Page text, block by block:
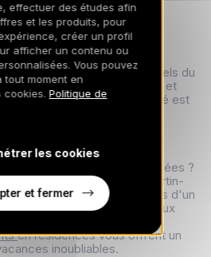
de-Bellevilleoffre une
locale. Dégustez les
les restaurants traditionnels du
ses ruelles pittoresques et
chaleureuse où l'authenticité est
Maintenant
unique au cœur des 3 Vallées ?
votre résidence à
Saint-Martin-
séjour en semaine ou lors d'un
tradition et accès direct aux
famille, entre amis, ou en
en résidences vous offrent un
inoubliables.
effectuer des études afin
et les produits, pour
créer un profil
afficher un contenu ou
Vous pouvez
tout moment en
cookies. Politique de
les cookies
et fermer